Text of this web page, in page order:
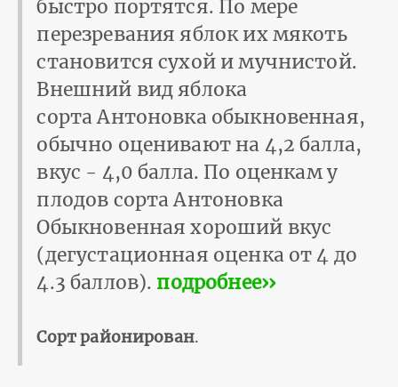
быстро портятся. По мере
перезревания яблок их мякоть
становится сухой и мучнистой.
Внешний вид яблока
сорта Антоновка обыкновенная,
обычно оценивают на 4,2 балла,
вкус - 4,0 балла. По оценкам у
плодов сорта Антоновка
Обыкновенная хороший вкус
(дегустационная оценка от 4 до
4.3 баллов). подробнее››
Сорт районирован.